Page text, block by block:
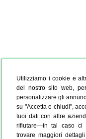
Utilizziamo i cookie e
del nostro sito web,
personalizzare gli
su "Accetta e chiudi",
tuoi dati con altre
rifiutare—in tal caso ci
trovare maggiori